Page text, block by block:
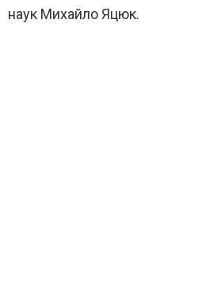
наук Михайло Яцюк.